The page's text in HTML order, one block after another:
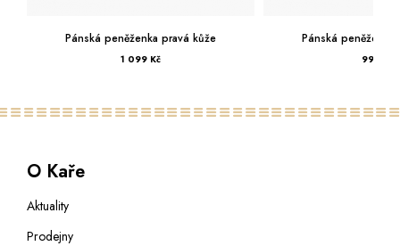
pravá kůže Pánská peněženka pravá kůže
O Kaře
Aktuality
Prodejny